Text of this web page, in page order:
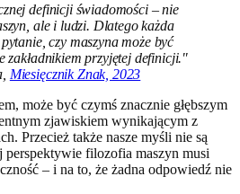
definicji świadomości – nie
ale i ludzi. Dlatego każda
czy maszyna może być
zakładnikiem przyjętej definicji."
Miesięcznik Znak, 2023
może być czymś znacznie głębszym
zjawiskiem wynikającym z
Przecież także nasze myśli nie są
filozofia maszyn musi
– i na to, że żadna odpowiedź nie